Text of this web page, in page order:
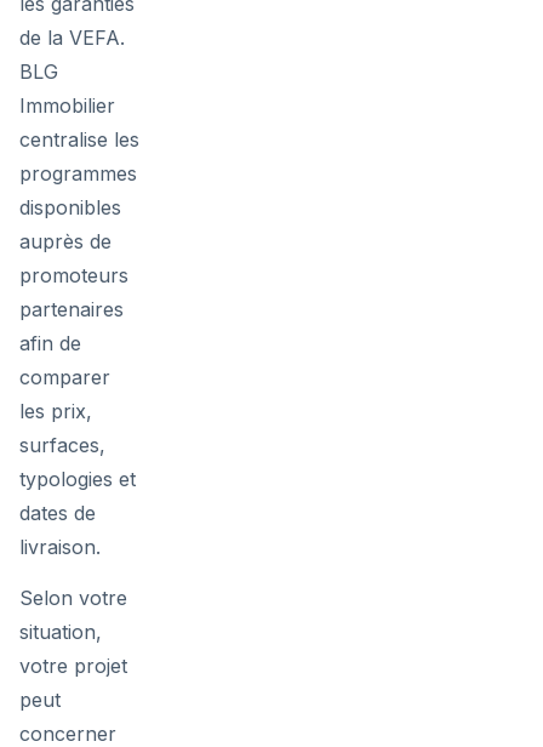
de la VEFA.
BLG
Immobilier
centralise les
programmes
disponibles
auprès de
promoteurs
partenaires
afin de
comparer
les prix,
surfaces,
typologies et
dates de
livraison.
Selon votre
situation,
votre projet
peut
concerner